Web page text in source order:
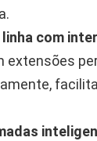
com
extensões